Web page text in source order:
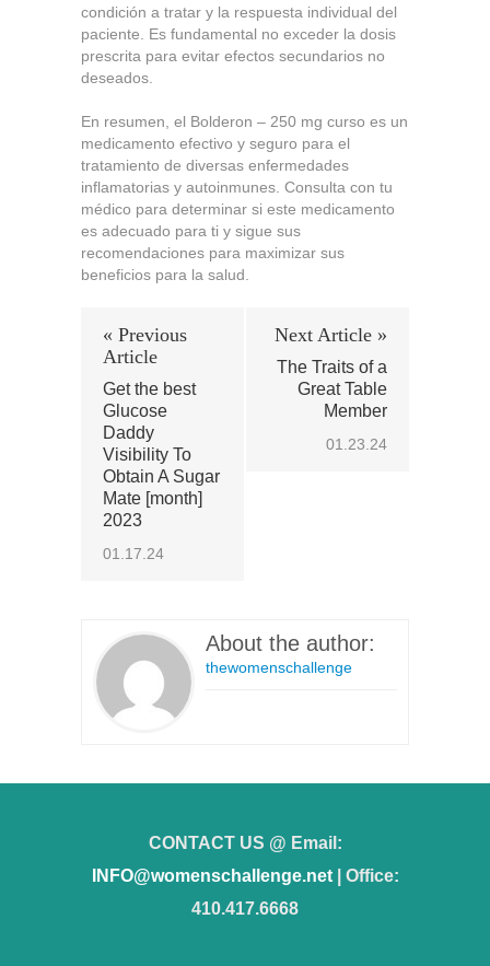
condición a tratar y la respuesta individual del
paciente. Es fundamental no exceder la dosis
prescrita para evitar efectos secundarios no
deseados.
En resumen, el Bolderon – 250 mg curso es un
medicamento efectivo y seguro para el
tratamiento de diversas enfermedades
inflamatorias y autoinmunes. Consulta con tu
médico para determinar si este medicamento
es adecuado para ti y sigue sus
recomendaciones para maximizar sus
beneficios para la salud.
« Previous
Article
Get the best
Glucose
Daddy
Visibility To
Obtain A Sugar
Mate [month]
2023
01.17.24
Next Article »
The Traits of a
Great Table
Member
01.23.24
About the author:
thewomenschallenge
CONTACT US @ Email:
INFO@womenschallenge.net| Office:
410.417.6668